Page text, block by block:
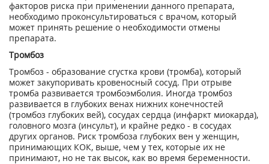
факторов риска при применении данного препарата,
необходимо проконсультироваться с врачом, который
может принять решение о необходимости отмены
препарата.
Тромбоз
Тромбоз - образование сгустка крови (тромба), который
может закупоривать кровеносный сосуд. При отрыве
тромба развивается тромбоэмболия. Иногда тромбоз
развивается в глубоких венах нижних конечностей
(тромбоз глубоких вей), сосудах сердца (инфаркт миокарда),
головного мозга (инсульт), и крайне редко - в сосудах
других органов. Риск тромбоза глубоких вен у женщин,
принимающих КОК, выше, чем у тех, которые их не
принимают, но не так высок, как во время беременности.